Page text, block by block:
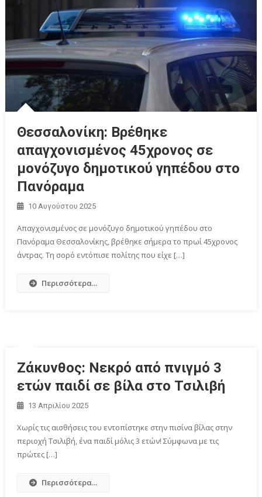
Θεσσαλονίκη: Βρέθηκε
απαγχονισμένος 45χρονος σε
μονόζυγο δημοτικού γηπέδου στο
Πανόραμα
10 Αυγούστου 2025
Απαγχονισμένος σε μονόζυγο δημοτικού γηπέδου στο
Πανόραμα Θεσσαλονίκης, βρέθηκε σήμερα το πρωί 45χρονος
άντρας. Τη σορό εντόπισε πολίτης που είχε […]
Περισσότερα...
Ζάκυνθος: Νεκρό από πνιγμό 3
ετών παιδί σε βίλα στο Τσιλιβή
13 Απριλίου 2025
Χωρίς τις αισθήσεις του εντοπίστηκε στην πισίνα βίλας στην
περιοχή Τσιλιβή, ένα παιδί μόλις 3 ετών! Σύμφωνα με τις
πρώτες […]
Περισσότερα...